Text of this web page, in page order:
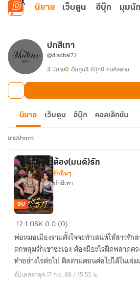
ข้ามไปยังเนื้อหาหลัก
นิยาย เว็บตูน อีบุ๊ก มุมนั
ปกสีเทา
@diachai72
3 นิยาย0 เว็บตูน3 อีบุ๊ก0 คนติดตาม
นิยาย เว็บตูน อีบุ๊ก คอลเล็กชัน
นามปากกา
ต้อง(มนต์)รัก
จบ
ต้อง(มนต์)รัก
รักอื่นๆ
ปกสีเทา
12 1.08K00 (0)
พ่อหมอเมืองรามตั้งใจจะทำเสน่ห์ให้สาวรัก
ตกหลุมรักเขาซะเอง ต้องมีอะไรผิดพลาดต
ทำอย่างไรต่อไป ติดตามตอนต่อไปได้ในเล่ม
อัปเดตล่าสุด 17 ก.ย. 68 / 15:55 น.